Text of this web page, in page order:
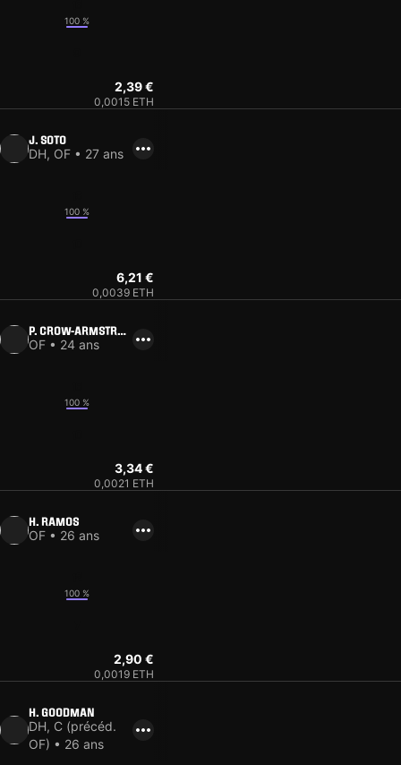
100 %
0,0015 ETH
2,39 €
J. SOTO
DH, OF • 27 ans
100 %
0,0039 ETH
6,21 €
P. CROW-ARMSTRON
G
OF • 24 ans
100 %
0,0021 ETH
3,34 €
H. RAMOS
OF • 26 ans
100 %
0,0019 ETH
2,90 €
H. GOODMAN
DH, C (précéd.
OF) • 26 ans